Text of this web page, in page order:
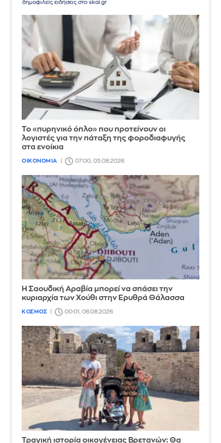
δημοφιλείς ειδήσεις στο skai.gr
Το «πυρηνικό όπλο» που προτείνουν οι
λογιστές για την πάταξη της φοροδιαφυγής
στα ενοίκια
ΟΙΚΟΝΟΜΙΑ 07:00, 05.08.2026
Η Σαουδική Αραβία μπορεί να σπάσει την
κυριαρχία των Χούθι στην Ερυθρά Θάλασσα
ΚΟΣΜΟΣ 00:01, 06.08.2026
Τραγική ιστορία οικογένειας Βρετανών: Θα